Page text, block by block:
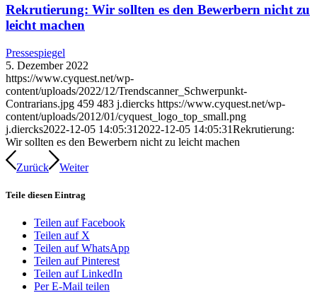
Rekrutierung: Wir sollten es den Bewerbern nicht zu
leicht machen
Pressespiegel
5. Dezember 2022
https://www.cyquest.net/wp-
content/uploads/2022/12/Trendscanner_Schwerpunkt-
Contrarians.jpg 459 483 j.diercks https://www.cyquest.net/wp-
content/uploads/2012/01/cyquest_logo_top_small.png
j.diercks2022-12-05 14:05:31 2022-12-05 14:05:31Rekrutierung:
Wir sollten es den Bewerbern nicht zu leicht machen
Zurück Weiter
Teile diesen Eintrag
Teilen auf Facebook
Teilen auf X
Teilen auf WhatsApp
Teilen auf Pinterest
Teilen auf LinkedIn
Per E-Mail teilen